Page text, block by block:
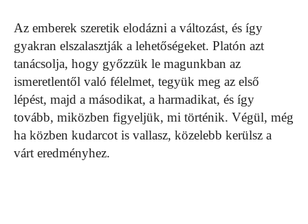
Az emberek szeretik elodázni a változást, és így
gyakran elszalasztják a lehetőségeket. Platón azt
tanácsolja, hogy győzzük le magunkban az
ismeretlentől való félelmet, tegyük meg az első
lépést, majd a másodikat, a harmadikat, és így
tovább, miközben figyeljük, mi történik. Végül, még
ha közben kudarcot is vallasz, közelebb kerülsz a
várt eredményhez.